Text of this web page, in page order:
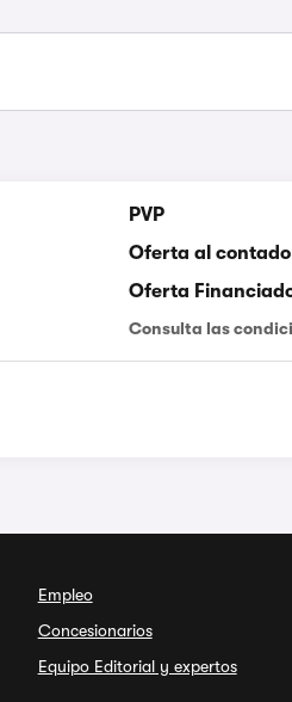
PVP
Oferta al contado
Oferta
Consulta las
Empleo
Concesionarios
Equipo Editorial y expertos